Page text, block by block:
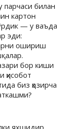
парчаси билан
картон
— у ваъда
эди:
ошириш
бор киши
ҳисобот
биз ҳозирча
яхшидир.